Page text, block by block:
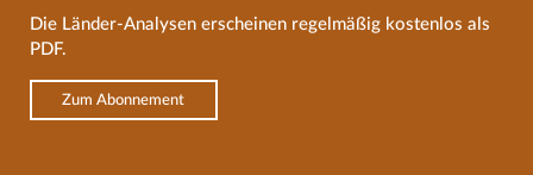
Die Länder-Analysen erscheinen regelmäßig kostenlos als
PDF.
Zum Abonnement